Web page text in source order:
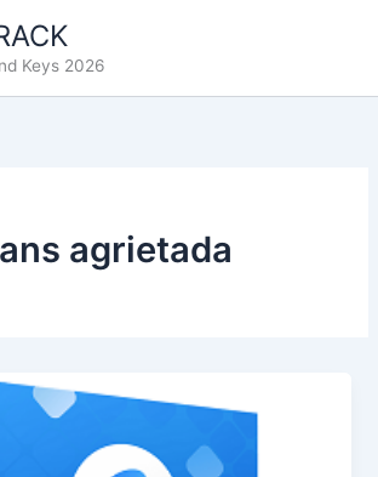
Keys 2026
agrietada